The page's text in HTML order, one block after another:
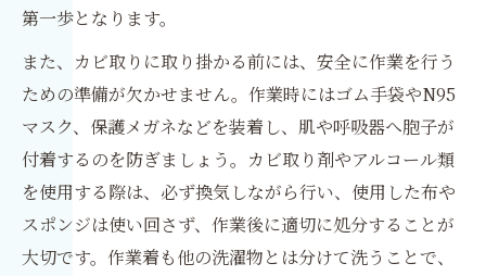
第一歩となります。
また、カビ取りに取り掛かる前には、安全に作業を行う
ための準備が欠かせません。作業時にはゴム手袋やN95
マスク、保護メガネなどを装着し、肌や呼吸器へ胞子が
付着するのを防ぎましょう。カビ取り剤やアルコール類
を使用する際は、必ず換気しながら行い、使用した布や
スポンジは使い回さず、作業後に適切に処分することが
大切です。作業着も他の洗濯物とは分けて洗うことで、